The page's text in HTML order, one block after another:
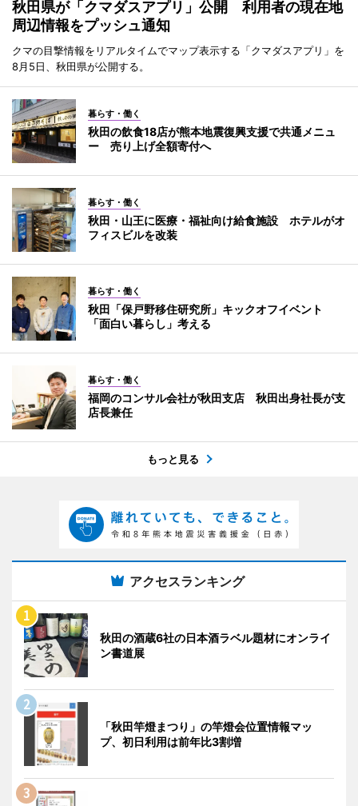
秋田県が「クマダスアプリ」公開 利用者の現在地
周辺情報をプッシュ通知
クマの目撃情報をリアルタイムでマップ表示する「クマダスアプリ」を
8月5日、秋田県が公開する。
暮らす・働く
秋田の飲食18店が熊本地震復興支援で共通メニュ
ー 売り上げ全額寄付へ
暮らす・働く
秋田・山王に医療・福祉向け給食施設 ホテルがオ
フィスビルを改装
暮らす・働く
秋田「保戸野移住研究所」キックオフイベント
「面白い暮らし」考える
暮らす・働く
福岡のコンサル会社が秋田支店 秋田出身社長が支
店長兼任
もっと見る
アクセスランキング
秋田の酒蔵6社の日本酒ラベル題材にオンライ
ン書道展
「秋田竿燈まつり」の竿燈会位置情報マッ
プ、初日利用は前年比3割増